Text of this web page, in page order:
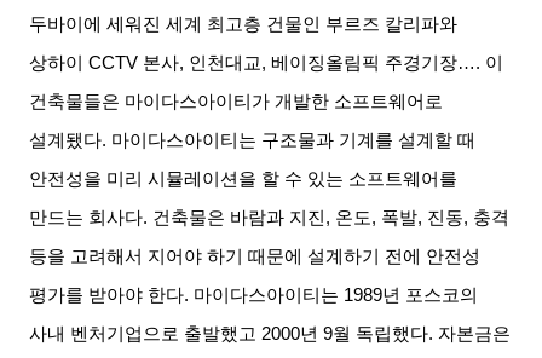
두바이에 세워진 세계 최고층 건물인 부르즈 칼리파와
상하이
CCTV 본사, 인천대교,베이징올림픽 주경기장…. 이
건축물들은 마이다스아이티가 개발한 소프트웨어로
설계됐다. 마이다스아이티는 구조물과 기계를 설계할 때
안전성을 미리 시뮬레이션을 할 수 있는 소프트웨어를
만드는 회사다. 건축물은 바람과 지진, 온도, 폭발, 진동, 충격
등을 고려해서 지어야 하기 때문에 설계하기 전에 안전성
평가를 받아야 한다. 마이다스아이티는 1989년 포스코의
사내 벤처기업으로 출발했고 2000년 9월 독립했다. 자본금은